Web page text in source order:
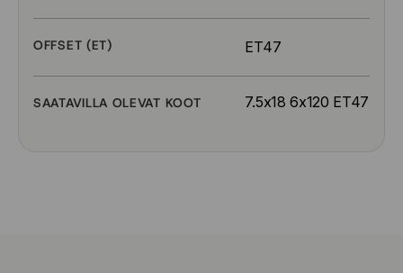
OFFSET (ET) ET47
SAATAVILLA OLEVAT KOOT 7.5x18 6x120 ET47